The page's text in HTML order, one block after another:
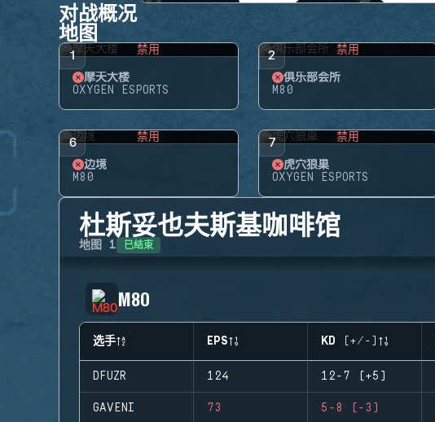
对战概况
地图
1 禁用
摩天大楼
OXYGEN ESPORTS
2 禁用
俱乐部会所
M80
6 禁用
边境
M80
7 禁用
虎穴狼巢
OXYGEN ESPORTS
杜斯妥也夫斯基咖啡馆
地图 1 已结束
M80
选手 EPS KD (+/-)
DFUZR 124 12-7 (+5)
GAVENI 73 5-8 (-3)